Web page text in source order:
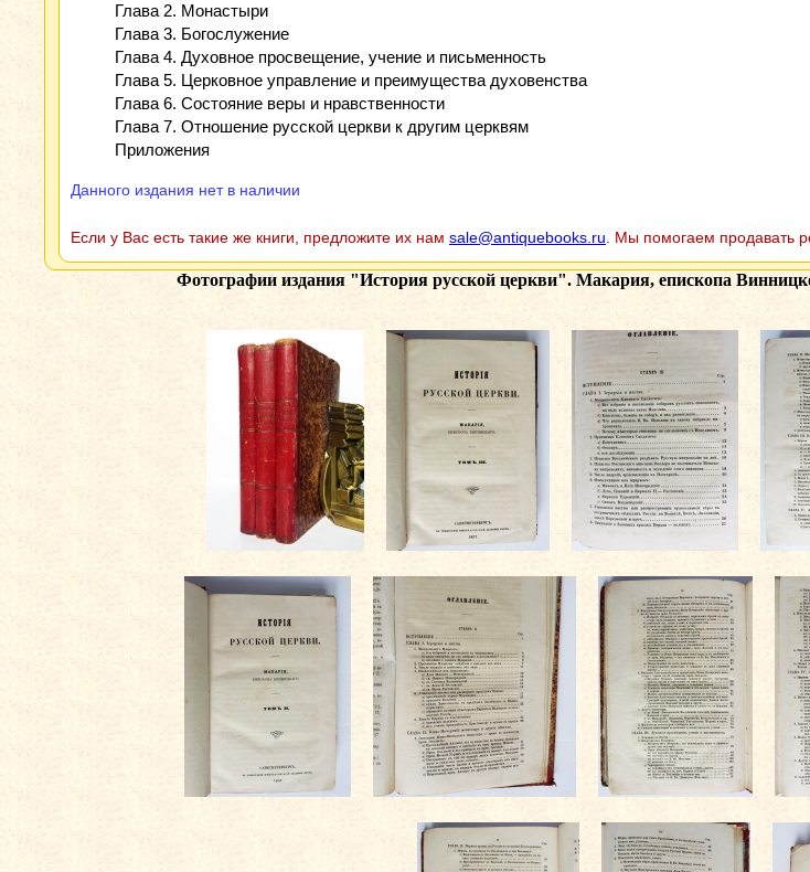
Глава 2. Монастыри
Глава 3. Богослужение
Глава 4. Духовное просвещение, учение и письменность
Глава 5. Церковное управление и преимущества духовенства
Глава 6. Состояние веры и нравственности
Глава 7. Отношение русской церкви к другим церквям
Приложения
Данного издания нет в наличии
Если у Вас есть такие же книги, предложите их нам sale@antiquebooks.ru . Мы помогаем продавать
Фотографии издания "История русской церкви". Макария, епископа